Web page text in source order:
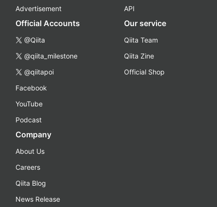
Advertisement
API
Official Accounts
@Qiita
@qiita_milestone
@qiitapoi
Facebook
YouTube
Podcast
Our service
Qiita Team
Qiita Zine
Official Shop
Company
About Us
Careers
Qiita Blog
News Release